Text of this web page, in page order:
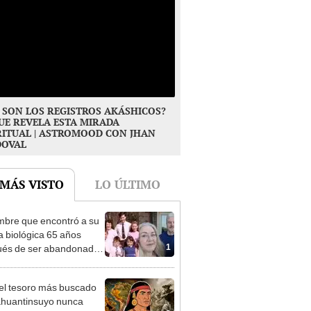
SON LOS REGISTROS AKÁSHICOS?
REVELA ESTA MIRADA
| ASTROMOOD CON JHAN
VISTO LO ÚLTIMO
1
que encontró a su
biológica 65 años
de ser abandonado:
tesoro más buscado
nunca